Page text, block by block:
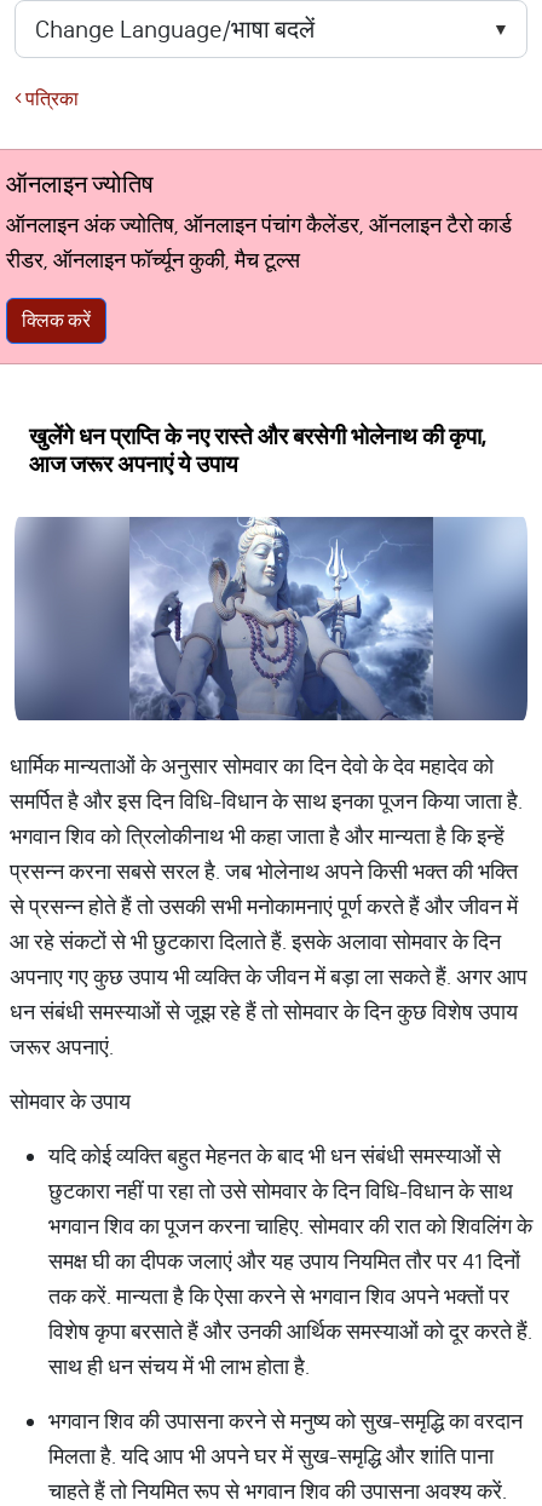
पत्रिका
ऑनलाइन ज्योतिष
ऑनलाइन अंक ज्योतिष, ऑनलाइन पंचांग कैलेंडर, ऑनलाइन टैरो कार्ड
रीडर, ऑनलाइन फॉर्च्यून कुकी, मैच टूल्स
क्लिक करें
खुलेंगे धन प्राप्ति के नए रास्ते और बरसेगी भोलेनाथ की कृपा,
आज जरूर अपनाएं ये उपाय
धार्मिक मान्यताओं के अनुसार सोमवार का दिन देवो के देव महादेव को
समर्पित है और इस दिन विधि-विधान के साथ इनका पूजन किया जाता है.
भगवान शिव को त्रिलोकीनाथ भी कहा जाता है और मान्यता है कि इन्हें
प्रसन्न करना सबसे सरल है. जब भोलेनाथ अपने किसी भक्त की भक्ति
से प्रसन्न होते हैं तो उसकी सभी मनोकामनाएं पूर्ण करते हैं और जीवन में
आ रहे संकटों से भी छुटकारा दिलाते हैं. इसके अलावा सोमवार के दिन
अपनाए गए कुछ उपाय भी व्यक्ति के जीवन में बड़ा ला सकते हैं. अगर आप
धन संबंधी समस्याओं से जूझ रहे हैं तो सोमवार के दिन कुछ विशेष उपाय
जरूर अपनाएं.
सोमवार के उपाय
यदि कोई व्यक्ति बहुत मेहनत के बाद भी धन संबंधी समस्याओं से
छुटकारा नहीं पा रहा तो उसे सोमवार के दिन विधि-विधान के साथ
भगवान शिव का पूजन करना चाहिए. सोमवार की रात को शिवलिंग के
समक्ष घी का दीपक जलाएं और यह उपाय नियमित तौर पर 41 दिनों
तक करें. मान्यता है कि ऐसा करने से भगवान शिव अपने भक्तों पर
विशेष कृपा बरसाते हैं और उनकी आर्थिक समस्याओं को दूर करते हैं.
साथ ही धन संचय में भी लाभ होता है.
भगवान शिव की उपासना करने से मनुष्य को सुख-समृद्धि का वरदान
मिलता है. यदि आप भी अपने घर में सुख-समृद्धि और शांति पाना
चाहते हैं तो नियमित रूप से भगवान शिव की उपासना अवश्य करें.